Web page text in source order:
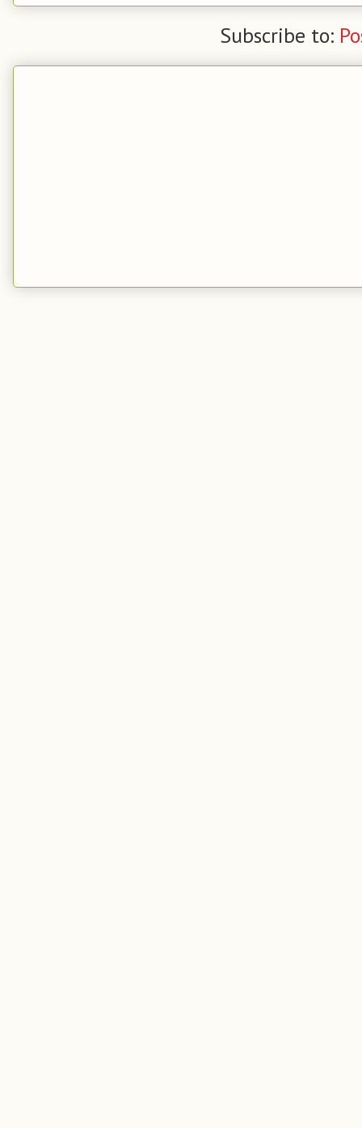
Subscribe to: